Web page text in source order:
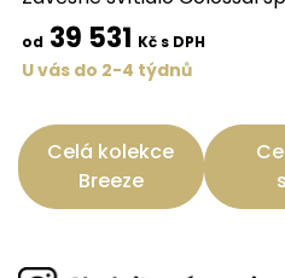
od 39 531 Kč s DPH
U vás do 2-4 týdnů
Celá kolekce
Breeze